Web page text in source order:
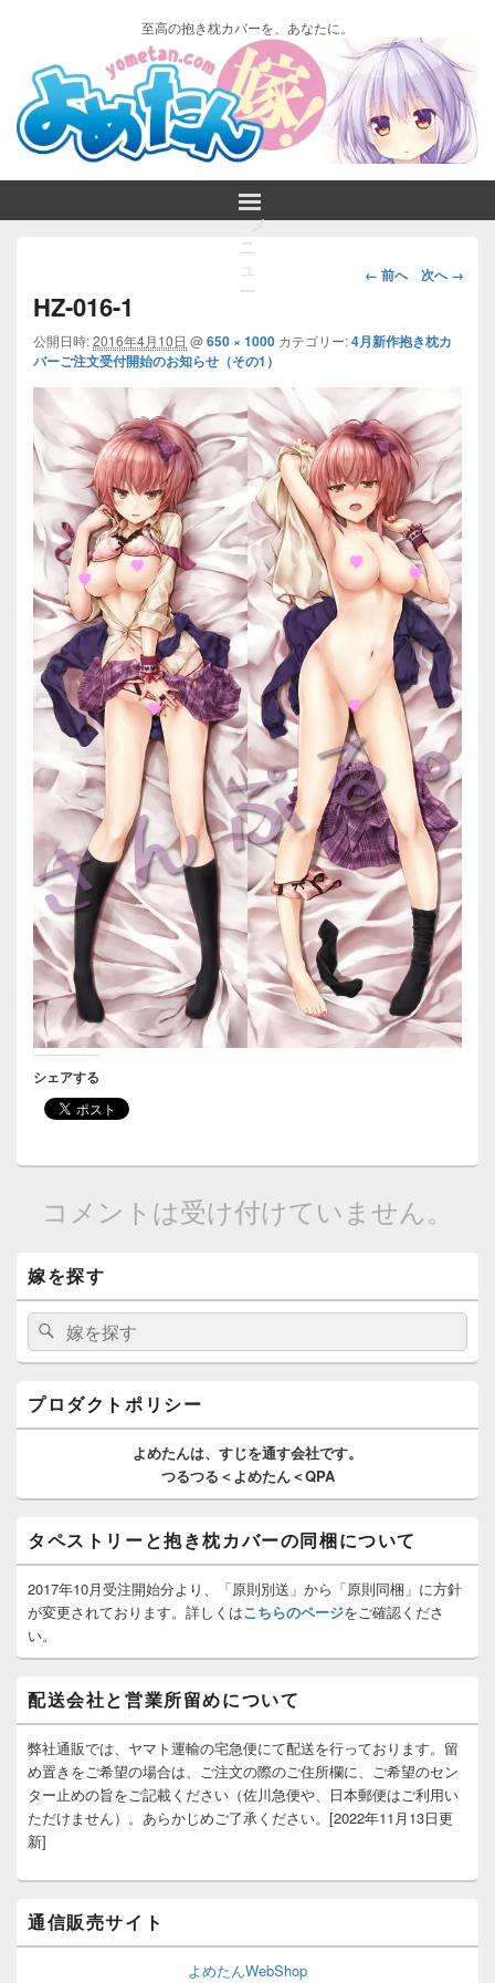
至高の抱き枕カバーを、あなたに。
メ
ニ
ュ
ー
画
ビ
ー
シ
ョ
ン
← 前へ 次へ →
HZ-016-1
公開日時:2016年4月10日 @650 × 1000 カテゴリー:4月新作抱き枕カ
バーご注文受付開始のお知らせ（その1）
シェアする
コメントは受け付けていません。
イ
ン
サ
ド
ー
ッ
エ
リ
ア
嫁を探す
検
索:
検
索
プロダクトポリシー
よめたんは、 すじを通す会社です。
つるつる＜よめたん＜QPA
タペストリーと抱き枕カバーの同梱について
2017年10月受注開始分より、「原則別送」から「原則同梱」に方針
が変更されております。詳しくはこちらのページをご確認くださ
い。
配送会社と営業所留めについて
弊社通販では、ヤマト運輸の宅急便にて配送を行っております。留
め置きをご希望の場合は、ご注文の際のご住所欄に、ご希望のセン
ター止めの旨をご記載ください（佐川急便や、日本郵便はご利用い
ただけません）。あらかじめご了承ください。[2022年11月13日更
新]
通信販売サイト
よめたんWebShop